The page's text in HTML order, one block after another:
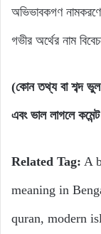
অভিভাবকগণ
গভীর অর্থের নাম
(কোন তথ্য বা শব্দ
এবং ভাল লাগলে
Related Tag: A
meaning in
quran, modern